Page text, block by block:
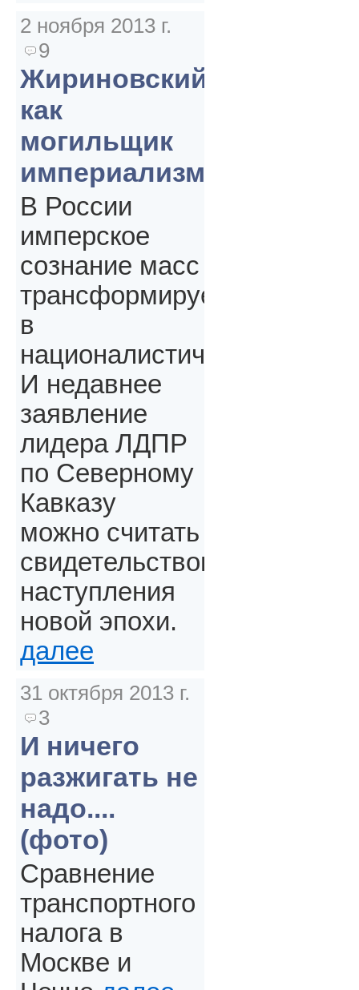
2 ноября 2013 г.
9
Жириновский
как
могильщик
империализма
В России
имперское
сознание масс
трансформируется
в
националистическое.
И недавнее
заявление
лидера ЛДПР
по Северному
Кавказу
можно считать
свидетельством
наступления
новой эпохи.
далее
31 октября 2013 г.
3
И ничего
разжигать не
надо....
(фото)
Сравнение
транспортного
налога в
Москве и